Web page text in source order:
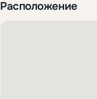
Расположение